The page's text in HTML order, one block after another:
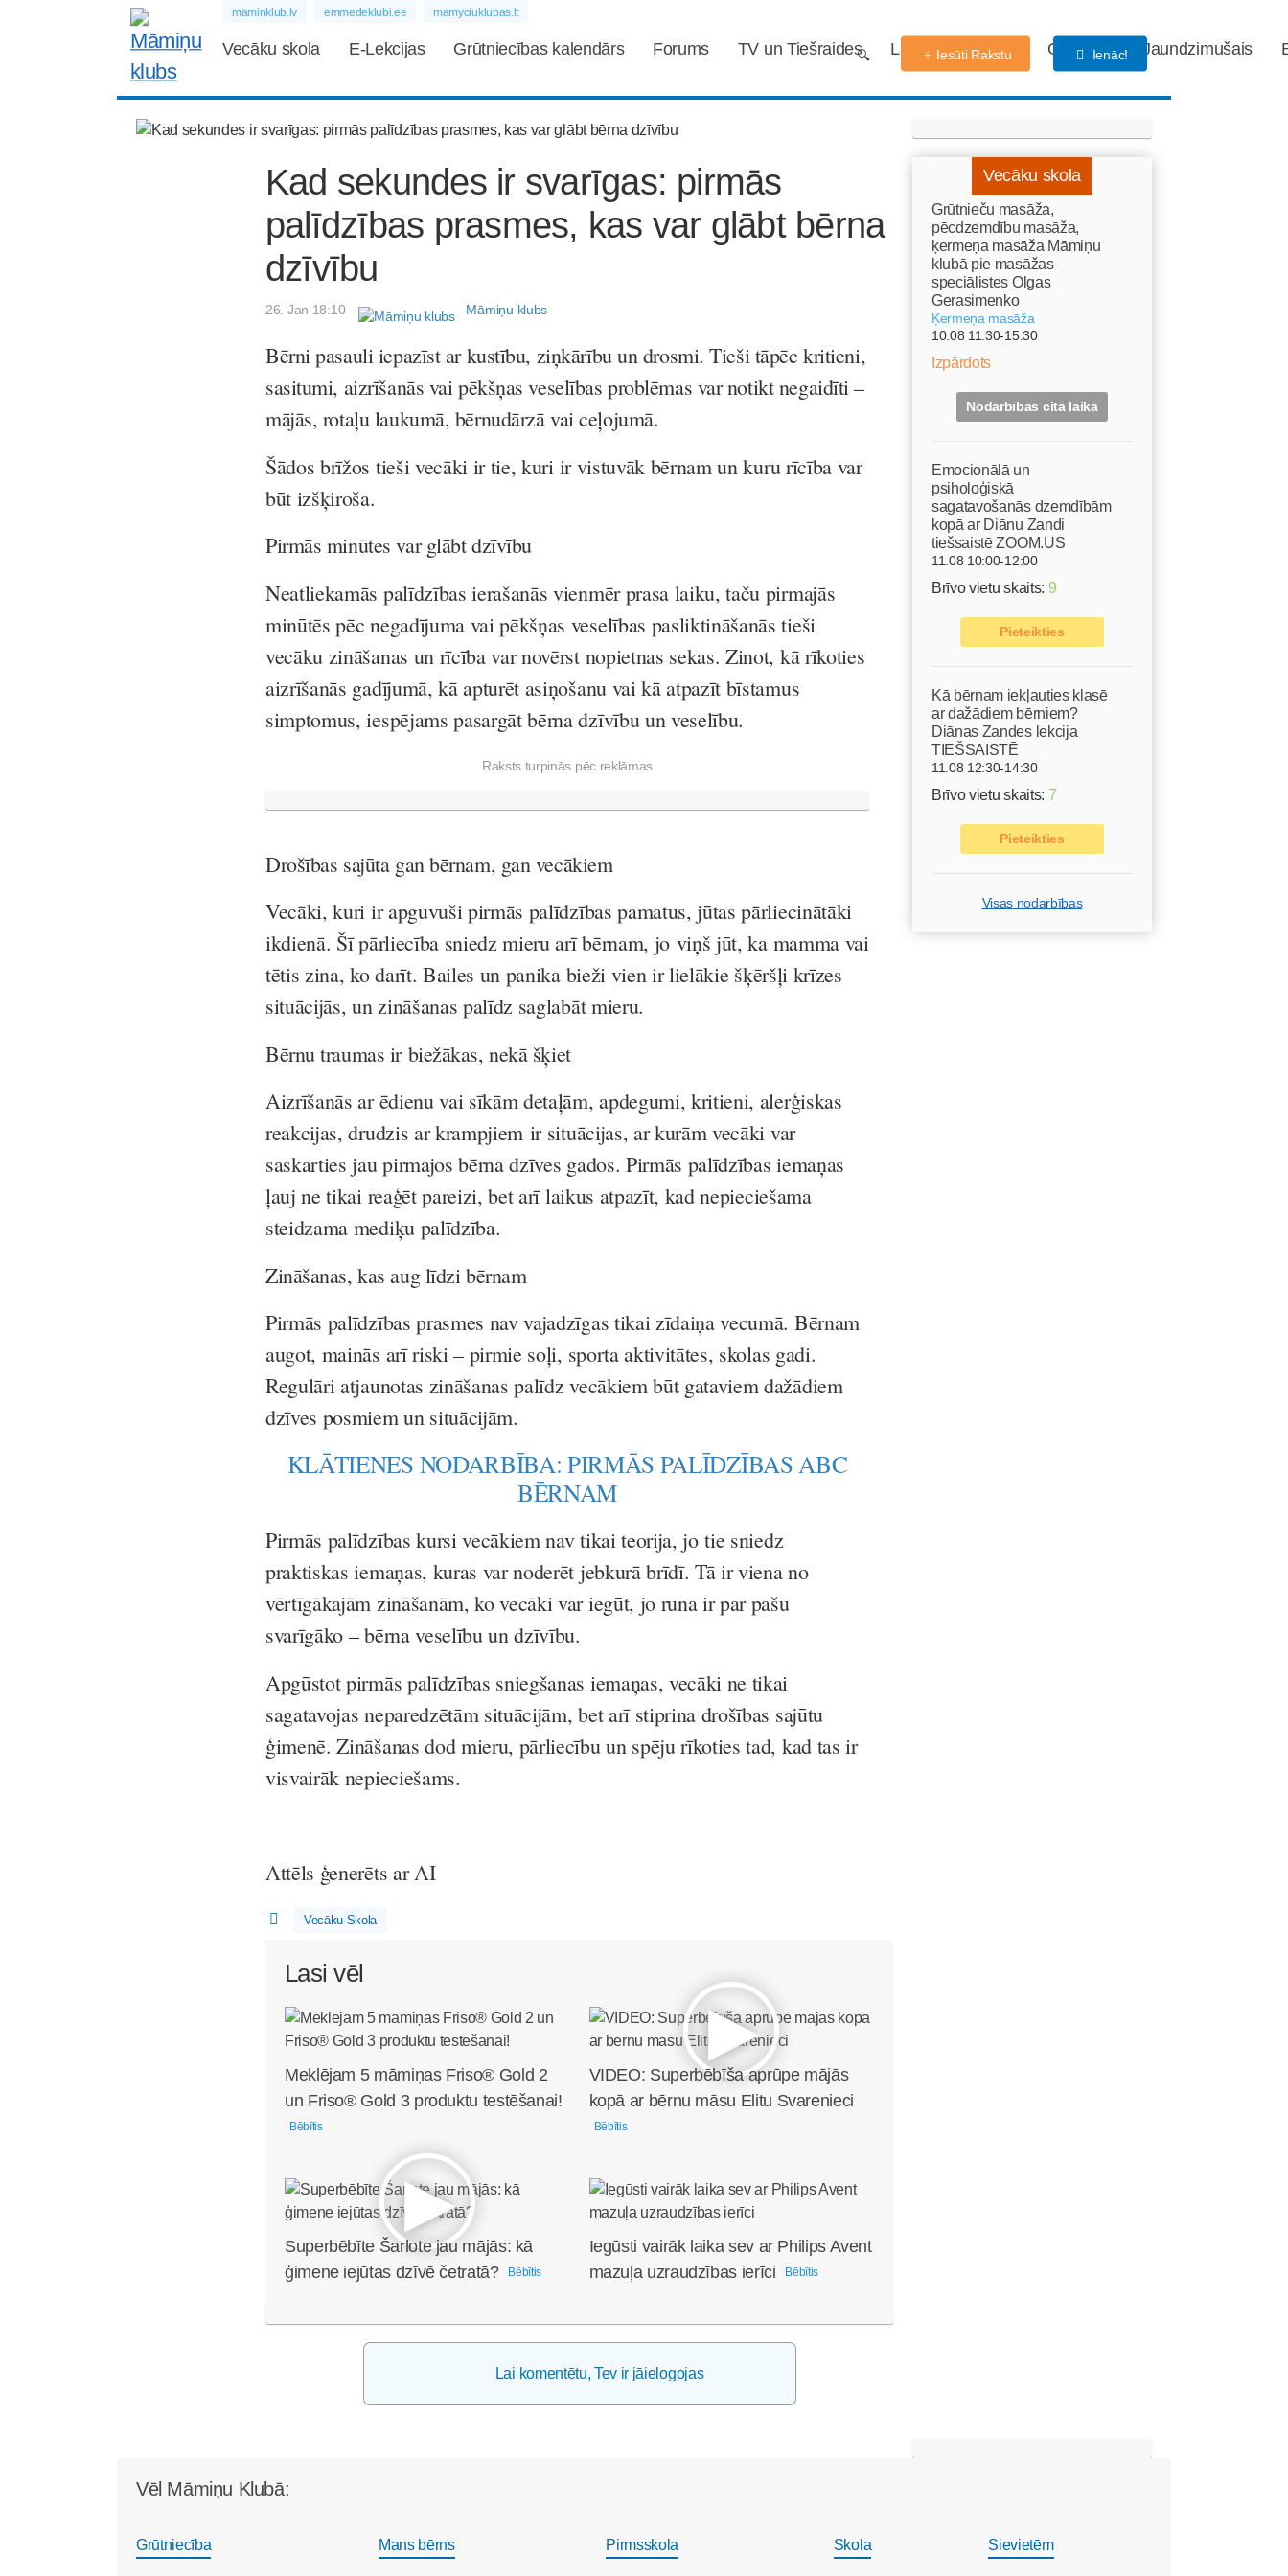
maminklub.lv emmedeklubi.ee mamyciuklubas.lt
Vecāku skola E-Lekcijas Grūtniecības kalendārs Forums TV un Tiešraides Labdarības fonds Gaidības Jaundzimušais
Iesūti Rakstu Ienāc!
Kad sekundes ir svarīgas: pirmās
palīdzības prasmes, kas var glābt bērna
dzīvību
26. Jan 18:10 Māmiņu klubs
Bērni pasauli iepazīst ar kustību, ziņkārību un drosmi. Tieši tāpēc kritieni,
sasitumi, aizrīšanās vai pēkšņas veselības problēmas var notikt negaidīti –
mājās, rotaļu laukumā, bērnudārzā vai ceļojumā.
Šādos brīžos tieši vecāki ir tie, kuri ir vistuvāk bērnam un kuru rīcība var
būt izšķiroša.
Pirmās minūtes var glābt dzīvību
Neatliekamās palīdzības ierašanās vienmēr prasa laiku, taču pirmajās
minūtēs pēc negadījuma vai pēkšņas veselības pasliktināšanās tieši
vecāku zināšanas un rīcība var novērst nopietnas sekas. Zinot, kā rīkoties
aizrīšanās gadījumā, kā apturēt asiņošanu vai kā atpazīt bīstamus
simptomus, iespējams pasargāt bērna dzīvību un veselību.
Raksts turpinās pēc reklāmas
Drošības sajūta gan bērnam, gan vecākiem
Vecāki, kuri ir apguvuši pirmās palīdzības pamatus, jūtas pārliecinātāki
ikdienā. Šī pārliecība sniedz mieru arī bērnam, jo viņš jūt, ka mamma vai
tētis zina, ko darīt. Bailes un panika bieži vien ir lielākie šķēršļi krīzes
situācijās, un zināšanas palīdz saglabāt mieru.
Bērnu traumas ir biežākas, nekā šķiet
Aizrīšanās ar ēdienu vai sīkām detaļām, apdegumi, kritieni, alerģiskas
reakcijas, drudzis ar krampjiem ir situācijas, ar kurām vecāki var
saskarties jau pirmajos bērna dzīves gados. Pirmās palīdzības iemaņas
ļauj ne tikai reaģēt pareizi, bet arī laikus atpazīt, kad nepieciešama
steidzama mediķu palīdzība.
Zināšanas, kas aug līdzi bērnam
Pirmās palīdzības prasmes nav vajadzīgas tikai zīdaiņa vecumā. Bērnam
augot, mainās arī riski – pirmie soļi, sporta aktivitātes, skolas gadi.
Regulāri atjaunotas zināšanas palīdz vecākiem būt gataviem dažādiem
dzīves posmiem un situācijām.
KLĀTIENES NODARBĪBA: PIRMĀS PALĪDZĪBAS ABC
BĒRNAM
Pirmās palīdzības kursi vecākiem nav tikai teorija, jo tie sniedz
praktiskas iemaņas, kuras var noderēt jebkurā brīdī. Tā ir viena no
vērtīgākajām zināšanām, ko vecāki var iegūt, jo runa ir par pašu
svarīgāko – bērna veselību un dzīvību.
Apgūstot pirmās palīdzības sniegšanas iemaņas, vecāki ne tikai
sagatavojas neparedzētām situācijām, bet arī stiprina drošības sajūtu
ģimenē. Zināšanas dod mieru, pārliecību un spēju rīkoties tad, kad tas ir
visvairāk nepieciešams.
Attēls ģenerēts ar AI
Vecāku-Skola
Lasi vēl
Meklējam 5 māmiņas Friso® Gold 2
un Friso® Gold 3 produktu testēšanai!
Bēbītis
VIDEO: Superbēbīša aprūpe mājās
kopā ar bērnu māsu Elitu Svarenieci
Bēbītis
Superbēbīte Šarlote jau mājās: kā
ģimene iejūtas dzīvē četratā?
Bēbītis
Iegūsti vairāk laika sev ar Philips Avent
mazuļa uzraudzības ierīci
Bēbītis
Vecāku skola
Grūtnieču masāža,
pēcdzemdību masāža,
ķermeņa masāža Māmiņu
klubā pie masāžas
speciālistes Olgas
Gerasimenko
Ķermeņa masāža
10.08 11:30-15:30
Izpārdots
Nodarbības citā laikā
Emocionālā un
psiholoģiskā
sagatavošanās dzemdībām
kopā ar Diānu Zandi
tiešsaistē ZOOM.US
11.08 10:00-12:00
Brīvo vietu skaits: 9
Pieteikties
Kā bērnam iekļauties klasē
ar dažādiem bērniem?
Diānas Zandes lekcija
TIEŠSAISTĒ
11.08 12:30-14:30
Brīvo vietu skaits: 7
Pieteikties
Visas nodarbības
Lai komentētu, Tev ir jāielogojas
Vēl Māmiņu Klubā:
Grūtniecība Mans bērns Pirmsskola Skola Sievietēm